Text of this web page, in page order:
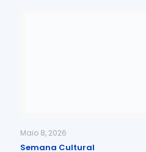
Maio 8, 2026
Semana Cultural